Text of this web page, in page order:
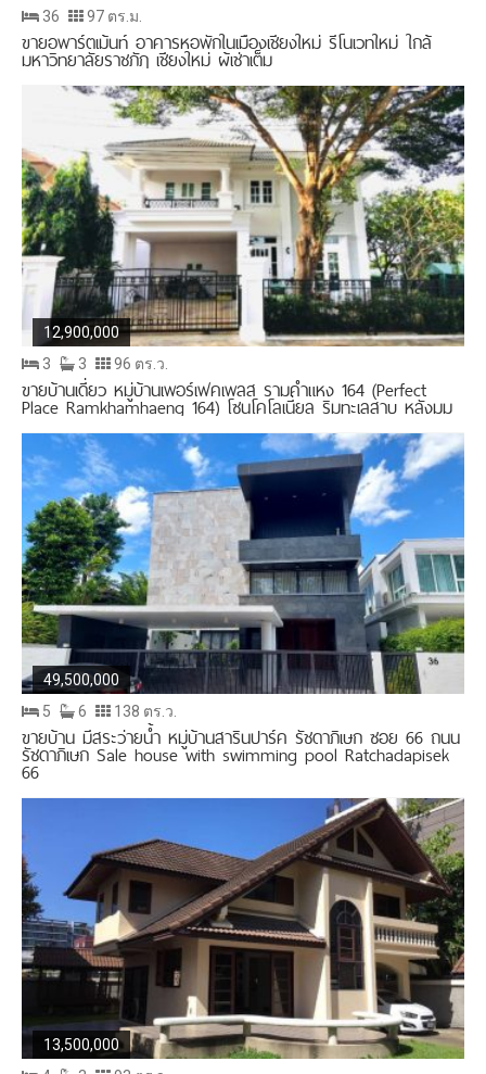
36
97 ตร.ม.
ขายอพาร์ตเม้นท์ อาคารหอพักในเมืองเชียงใหม่ รีโนเวทใหม่ ใกล้
มหาวิทยาลัยราชภัฎ เชียงใหม่ ผู้เช่าเต็ม
12,900,000
3
3 96 ตร.ว.
ขายบ้านเดี่ยว หมู่บ้านเพอร์เฟคเพลส รามคำแหง 164 (Perfect
Place Ramkhamhaeng 164) โซนโคโลเนี่ยล ริมทะเลสาบ หลังมุม
49,500,000
5
6 138 ตร.ว.
ขายบ้าน มีสระว่ายน้ำ หมู่บ้านสารินปาร์ค รัชดาภิเษก ซอย 66 ถนน
รัชดาภิเษก Sale house with swimming pool Ratchadapisek
66
13,500,000